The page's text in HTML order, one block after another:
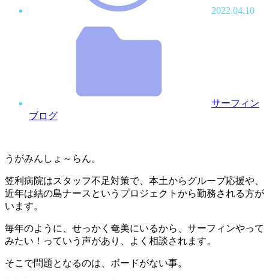
2022.04.10
サーフィン
ブログ
うがみんしょ～らん。
笠利病院はスタッフ不足対策で、本土からグループ応援や、
近年は結の島ナースというプロジェクトから勤務される方が
います。
毎年のように、せっかく奄美にいるから、サーフィンやって
みたい！っていう声があり、よく相談されます。
そこで問題となるのは、ボードがない事。